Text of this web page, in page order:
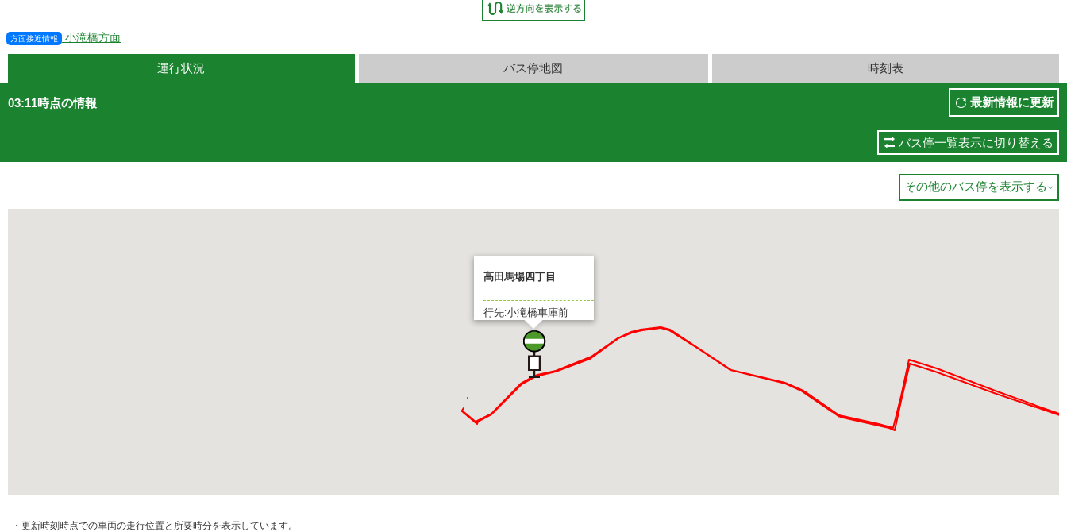
方面接近情報 小滝橋方面
運行状況 バス停地図 時刻表
03:11時点の情報 最新情報に更新
バス停一覧表示に切り替える
その他のバス停を表示する 
高田馬場四丁目
行先:小滝橋車庫前
・更新時刻時点での車両の走行位置と所要時分を表示しています。